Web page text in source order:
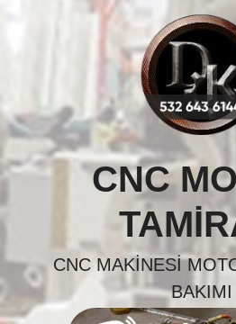
CNC
CNC MAKINESI
BAKIMI